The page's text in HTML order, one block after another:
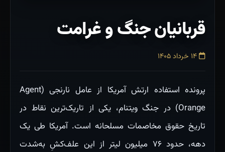
قربانیان جنگ و غرامت
پرونده استفاده ارتش آمریکا از عامل نارنجی (Agent
Orange) در جنگ ویتنام، یکی از تاریک‌ترین نقاط در
تاریخ حقوق مخاصمات مسلحانه است. آمریکا طی یک
دهه، حدود ۷۶ میلیون لیتر از این علف‌کشِ به‌شدت